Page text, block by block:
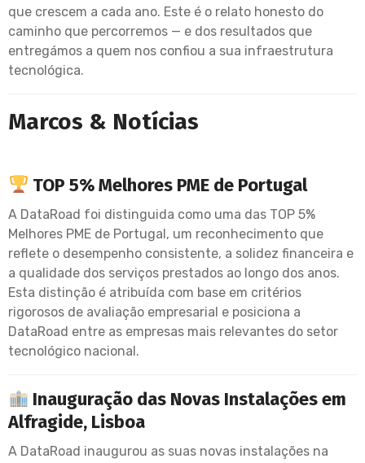
que crescem a cada ano. Este é o relato honesto do
caminho que percorremos — e dos resultados que
entregámos a quem nos confiou a sua infraestrutura
tecnológica.
Marcos & Notícias
TOP 5% Melhores PME de Portugal
A DataRoad foi distinguida como uma das TOP 5%
Melhores PME de Portugal, um reconhecimento que
reflete o desempenho consistente, a solidez financeira e
a qualidade dos serviços prestados ao longo dos anos.
Esta distinção é atribuída com base em critérios
rigorosos de avaliação empresarial e posiciona a
DataRoad entre as empresas mais relevantes do setor
tecnológico nacional.
Inauguração das Novas Instalações em
Alfragide, Lisboa
A DataRoad inaugurou as suas novas instalações na